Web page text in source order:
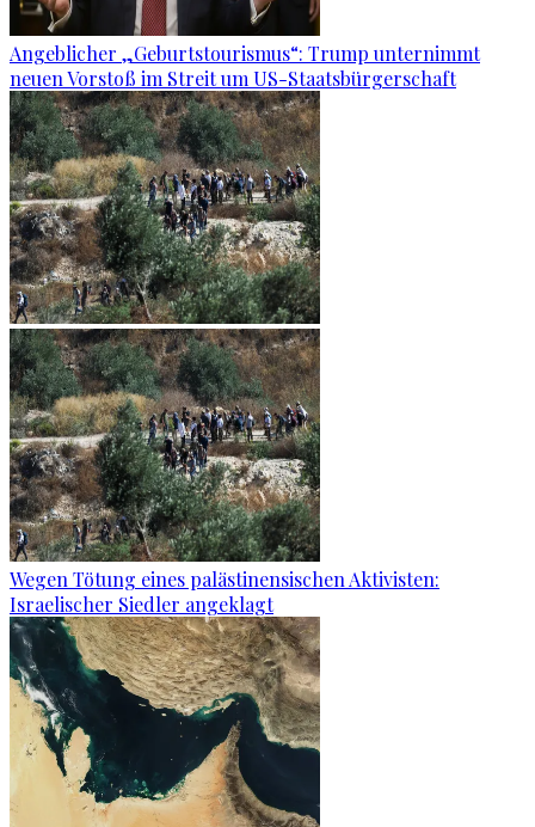
Angeblicher „Geburtstourismus“: Trump unternimmt
neuen Vorstoß im Streit um US-Staatsbürgerschaft
Wegen Tötung eines palästinensischen Aktivisten:
Israelischer Siedler angeklagt